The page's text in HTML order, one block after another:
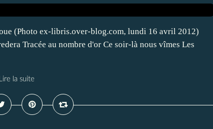
(Photo ex-libris.over-blog.com, lundi 16 avril 2012)
Tracée au nombre d'or Ce soir-là nous vîmes Les
Lire la suite